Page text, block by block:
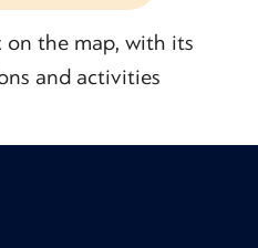
the map, with its
and activities